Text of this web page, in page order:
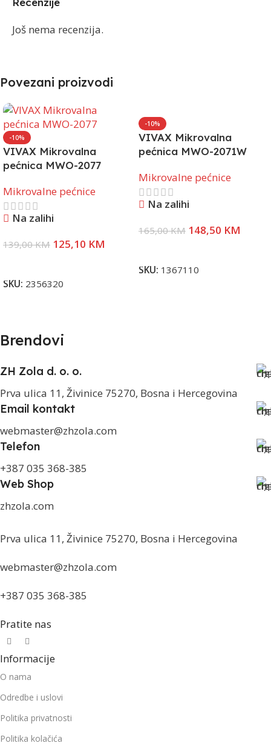
Još nema recenzija.
Povezani proizvodi
-10%
VIVAX Mikrovalna
pećnica MWO-2077
Mikrovalne pećnice
Na zalihi
139,00KM 125,10 KM
SKU: 2356320
-10%
VIVAX Mikrovalna
pećnica MWO-2071W
Mikrovalne pećnice
Na zalihi
165,00KM 148,50 KM
SKU: 1367110
Brendovi
ZH Zola d. o. o.
Prva ulica 11, Živinice 75270, Bosna i Hercegovina
Email kontakt
webmaster@zhzola.com
Telefon
+387 035 368-385
Web Shop
zhzola.com
Prva ulica 11, Živinice 75270, Bosna i Hercegovina
webmaster@zhzola.com
+387 035 368-385
Pratite nas
Informacije
O nama
Odredbe i uslovi
Politika privatnosti
Politika kolačića